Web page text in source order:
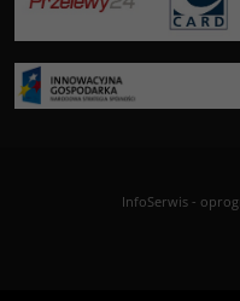
InfoSerwis-